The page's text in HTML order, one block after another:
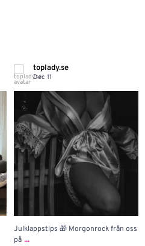
toplady.se
Dec 11
Julklappstips 🎁 Morgonrock från oss
på ...